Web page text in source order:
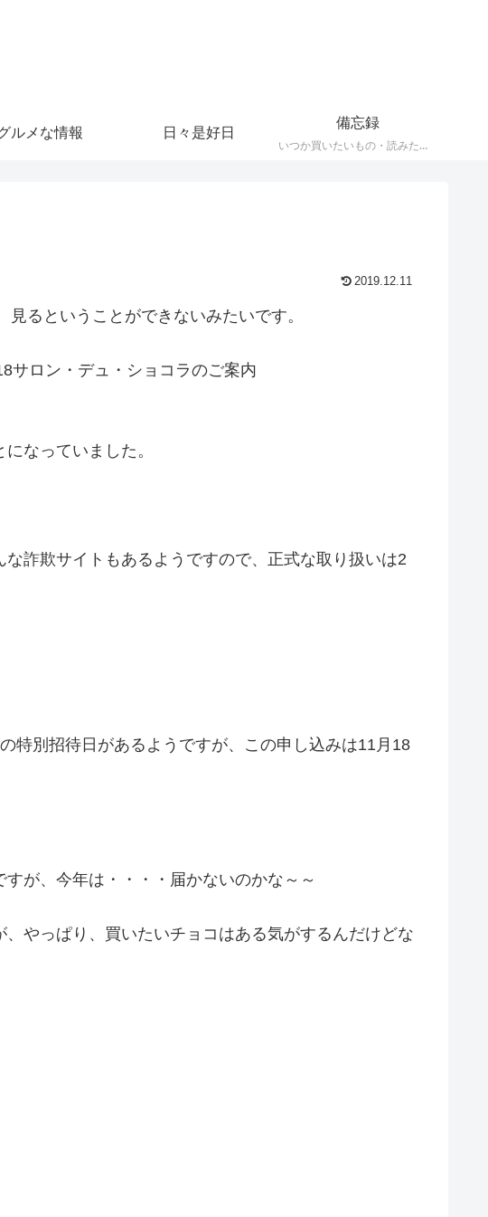
ルメな情報 日々是好日
備忘録
いつか買いたいもの・読みたい本・観たい映画など忘れなメモ
2019.12.11
るということができないみたいです。
サロン・デュ・ショコラのご案内
なっていました。
詐欺サイトもあるようですので、正式な取り扱いは2
特別招待日があるようですが、この申し込みは11月18
が、今年は・・・・届かないのかな～～
やっぱり、買いたいチョコはある気がするんだけどな